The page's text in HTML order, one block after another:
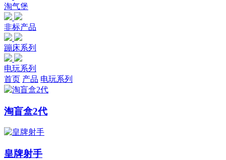
淘气堡
非标产品
蹦床系列
电玩系列
首页 产品 电玩系列
淘盲盒2代
皇牌射手